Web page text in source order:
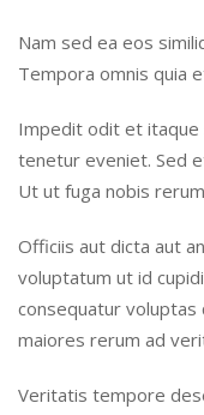
Nam sed ea eos
Tempora omnis quia
Impedit odit et itaque
tenetur eveniet. Sed
Ut ut fuga nobis
Officiis aut dicta aut
voluptatum ut id
consequatur voluptas
maiores rerum ad
Veritatis tempore